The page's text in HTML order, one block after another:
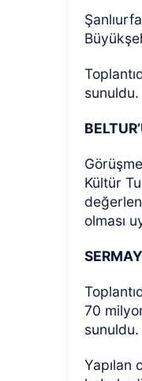
sunuldu.
Kültür
olması
70
sunuldu.
Yapılan